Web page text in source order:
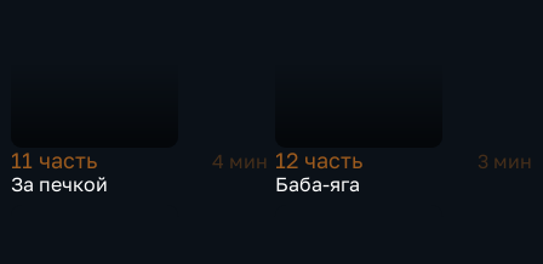
11 часть
4 мин
За печкой
12 часть
3 мин
Баба-яга